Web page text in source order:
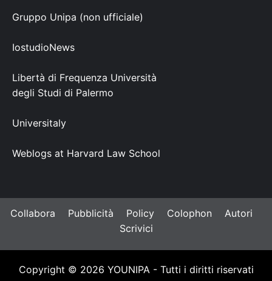
Gruppo Unipa (non ufficiale)
IostudioNews
Libertà di Frequenza Università
degli Studi di Palermo
Universitaly
Weblogs at Harvard Law School
Collabora Pubblicità Policy Colophon
Autori
Scrivici
Copyright © 2026 YOUNIPA - Tutti i diritti riservati